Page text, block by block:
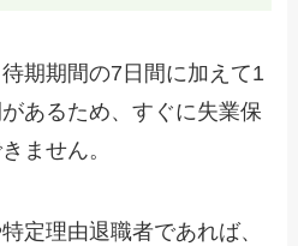
期期間の7日間に加えて1
あるため、すぐに失業保
ません。
定理由退職者であれば、